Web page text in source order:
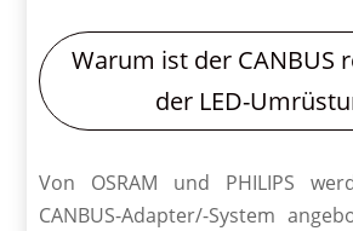
Warum ist der CANBUS
der LED-
Von OSRAM und PHILIPS
CANBUS-Adapter/-System